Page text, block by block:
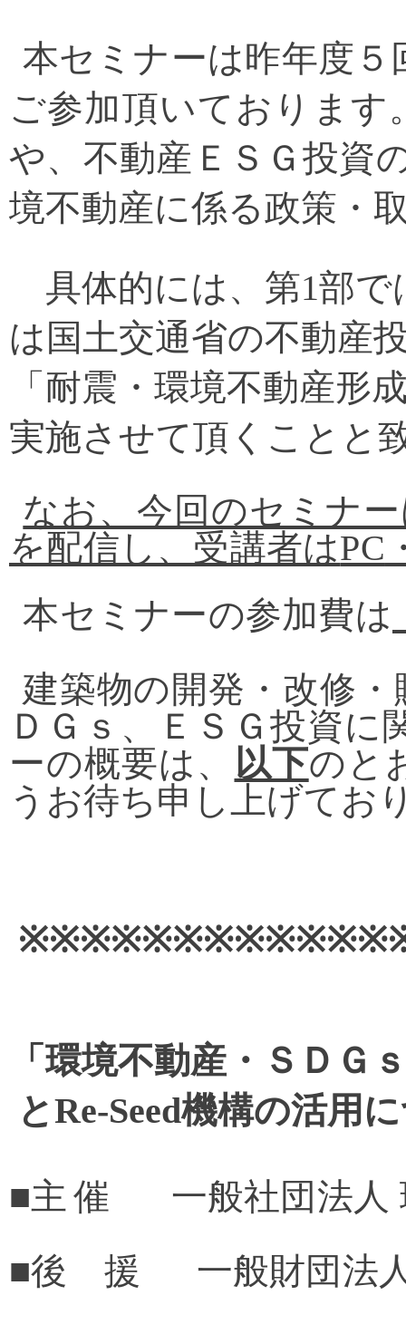
本セミナーは昨年度
ご参加頂いております
や、 不動産ＥＳＧ投資
境不動産に係る政策・
具体的には、第1部で
は国土交通省の不動産
「耐震・環境不動産形
実施させて頂くことと
なお、今回のセミナ
を配信し、受講者はPC
本セミナーの参加費は
建築物の開発・改修
ＤＧｓ、ＥＳＧ投資
ーの概要は、 以下のと
うお待ち申し上げてお
※※※※※※※※※※※※
「環境不動産・ＳＤＧ
とRe-Seed機構の活用
■主催
一般社団法人
■後 援
一般財団法